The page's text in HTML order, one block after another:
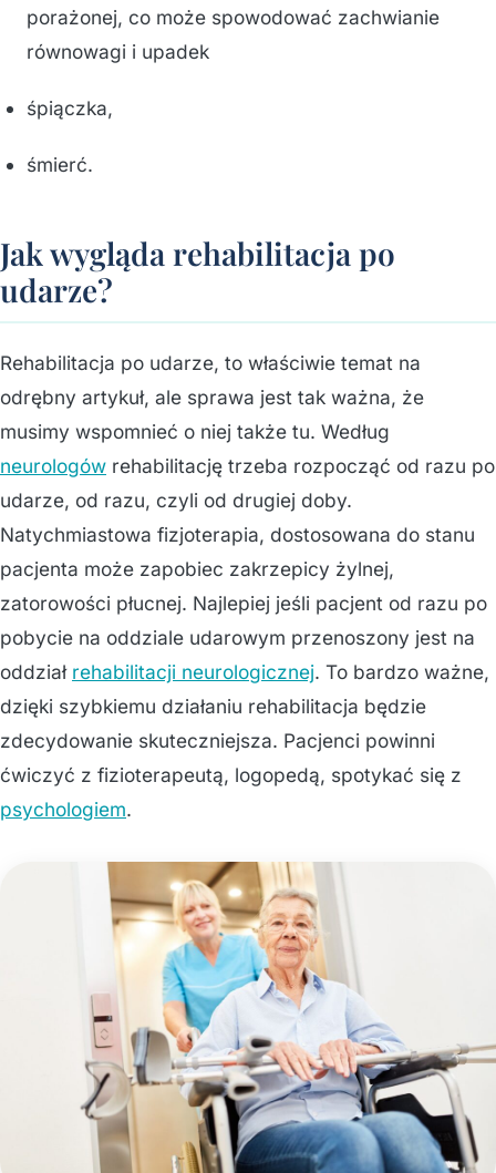
porażonej, co może spowodować zachwianie
równowagi i upadek
śpiączka,
śmierć.
Jak wygląda rehabilitacja po
udarze?
Rehabilitacja po udarze, to właściwie temat na
odrębny artykuł, ale sprawa jest tak ważna, że
musimy wspomnieć o niej także tu. Według
neurologów rehabilitację trzeba rozpocząć od razu po
udarze, od razu, czyli od drugiej doby.
Natychmiastowa fizjoterapia, dostosowana do stanu
pacjenta może zapobiec zakrzepicy żylnej,
zatorowości płucnej. Najlepiej jeśli pacjent od razu po
pobycie na oddziale udarowym przenoszony jest na
oddział rehabilitacji neurologicznej. To bardzo ważne,
dzięki szybkiemu działaniu rehabilitacja będzie
zdecydowanie skuteczniejsza. Pacjenci powinni
ćwiczyć z fizioterapeutą, logopedą, spotykać się z
psychologiem.